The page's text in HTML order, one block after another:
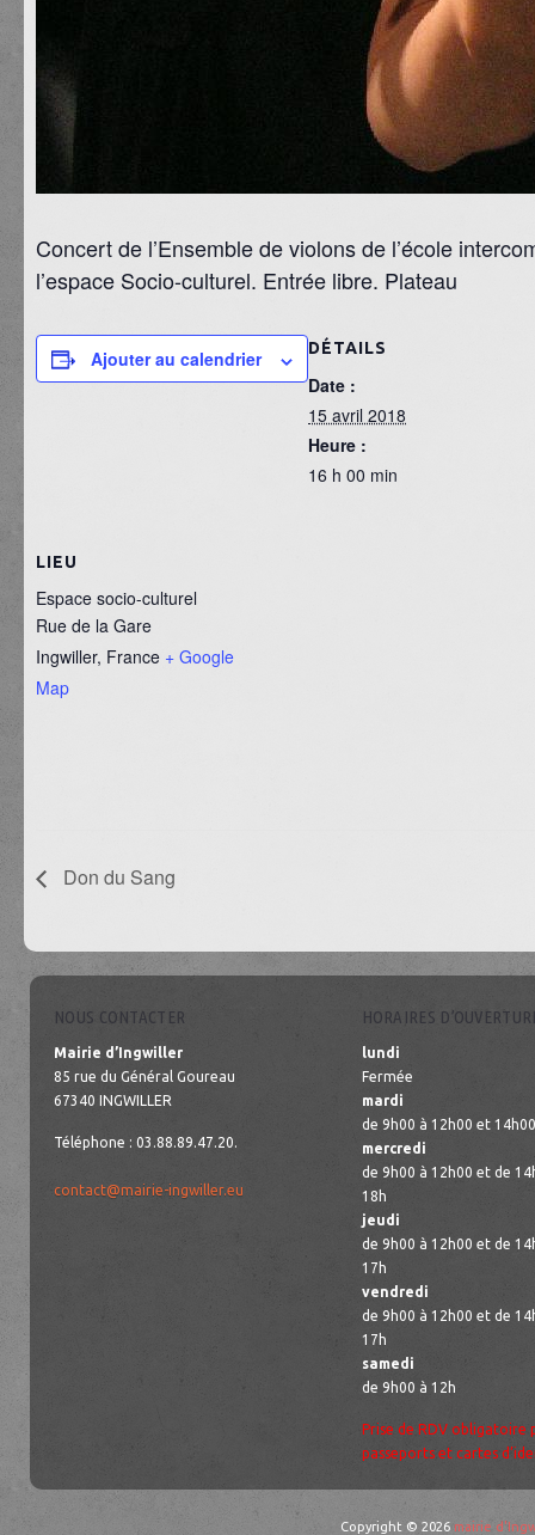
Concert de l’Ensemble de violons de l’école
l’espace Socio-culturel. Entrée libre. Plateau
Ajouter au calendrier DÉTAILS
Date :
15 avril 2018
Heure :
16 h 00 min
LIEU
Espace socio-culturel
Rue de la Gare
Ingwiller, France + Google
Map
Don du Sang
NOUS CONTACTER
Mairie d’Ingwiller
85 rue du Général Goureau
67340 INGWILLER
Téléphone : 03.88.89.47.20.
contact@mairie-ingwiller.eu
HORAIRES
lundi
Fermée
mardi
de 9h00 à 12h00 et
mercredi
de 9h00 à 12h00 et de
18h
jeudi
de 9h00 à 12h00 et de
17h
vendredi
de 9h00 à 12h00 et de
17h
samedi
de 9h00 à 12h
Prise de RDV obligatoire
passeports et cartes
Copyright © 2026 mairie